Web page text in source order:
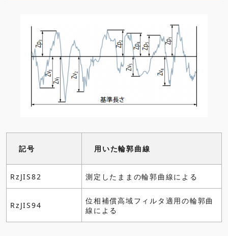
記号 用いた輪郭曲線
RzJIS82 測定したままの輪郭曲線による
RzJIS94
位相補償高域フィルタ適用の輪郭曲
線による